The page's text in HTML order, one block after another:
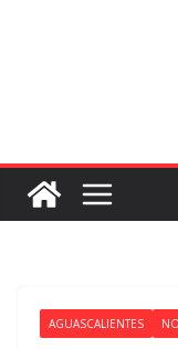
AGUASCALIENTES